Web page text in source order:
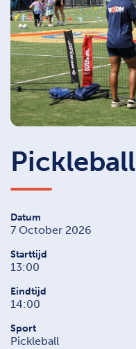
Pickleball
Datum
7 October 2026
Starttijd
13:00
Eindtijd
14:00
Sport
Pickleball